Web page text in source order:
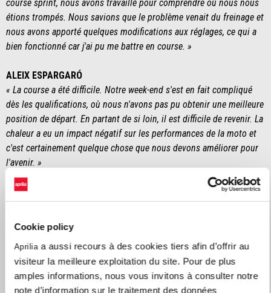
Cookie policy
Aprilia a aussi recours à des cookies tiers afin d’offrir au
visiteur la meilleure exploitation du site. Pour de plus
amples informations, nous vous invitons à consulter notre
note d’information sur le traitement des données
course sprint, nous avons travaillé pour comprendre où nous nous
étions trompés. Nous savions que le problème venait du freinage et
nous avons apporté quelques modifications aux réglages, ce qui a
bien fonctionné car j'ai pu me battre en course. »
ALEIX ESPARGARÓ
« La course a été difficile. Notre week-end s'est en fait compliqué
dès les qualifications, où nous n'avons pas pu obtenir une meilleure
position de départ. En partant de si loin, il est difficile de revenir. La
chaleur a eu un impact négatif sur les performances de la moto et
c'est certainement quelque chose que nous devons améliorer pour
l'avenir. »
MASSIMO RIVOLA (CEO Aprilia Racing)
end, donc, sans avoir bien travaillé dans ces deux domaines, il était
difficile d'espérer une course proche du podium. La course de
Maverick a tout de même été positive, surtout lorsqu'il s'est
retrouvé avec une piste ouverte devant lui. Ce fut plus difficile pour
Aleix qui n'a pas réussi à trouver son rythme en se battant avec les